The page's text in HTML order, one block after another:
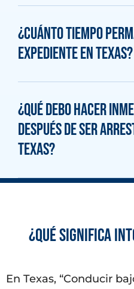
¿Cuánto tiempo
expediente en Texas?
¿Qué debo hacer
después de ser
Texas?
¿Qué significa
En Texas, “Conducir